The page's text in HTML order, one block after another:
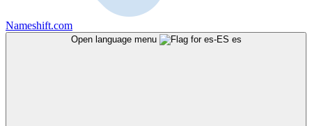
Nameshift.com
Open language menu es